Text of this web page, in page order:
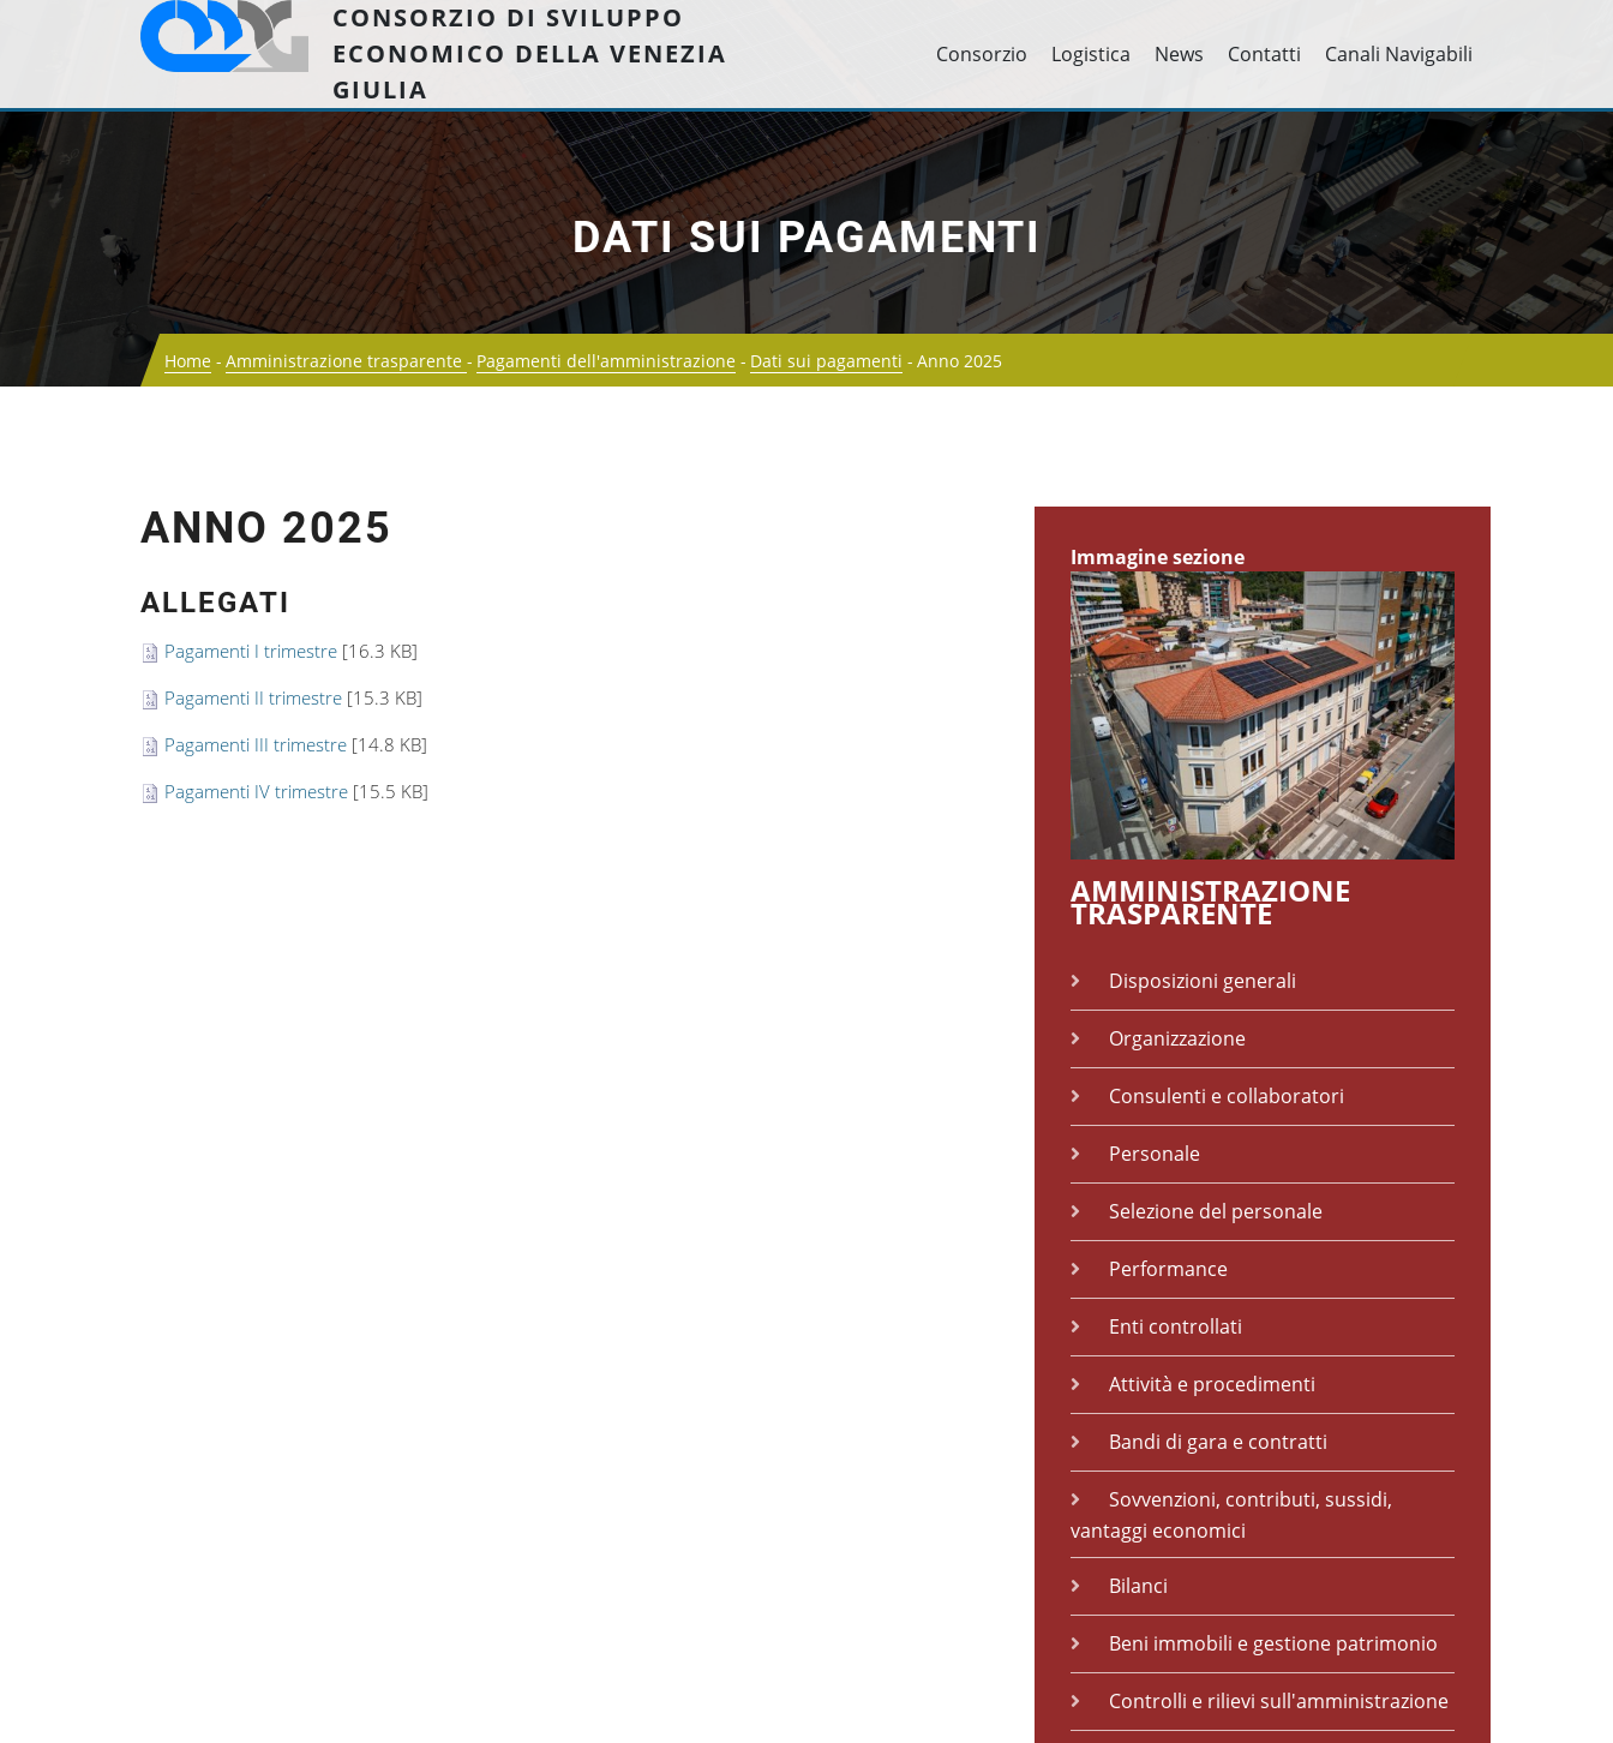
CONSORZIO DI SVILUPPO
ECONOMICO DELLA VENEZIA
GIULIA
Consorzio Logistica News Contatti Canali Navigabili
DATI SUI PAGAMENTI
Home Amministrazione trasparente Pagamenti dell'amministrazione Dati sui pagamenti Anno 2025
ANNO 2025
ALLEGATI
Pagamenti I trimestre [16.3 KB]
Pagamenti II trimestre [15.3 KB]
Pagamenti III trimestre [14.8 KB]
Pagamenti IV trimestre [15.5 KB]
Immagine sezione
AMMINISTRAZIONE
TRASPARENTE
Disposizioni generali
Organizzazione
Consulenti e collaboratori
Personale
Selezione del personale
Performance
Enti controllati
Attività e procedimenti
Bandi di gara e contratti
Sovvenzioni, contributi, sussidi,
vantaggi economici
Bilanci
Beni immobili e gestione patrimonio
Controlli e rilievi sull'amministrazione